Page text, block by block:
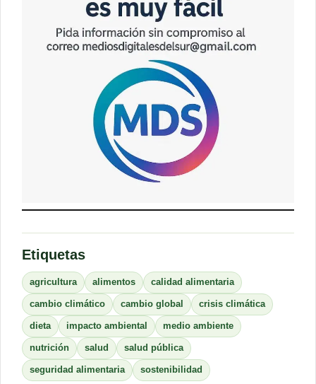
Etiquetas
agricultura alimentos calidad alimentaria
cambio climático cambio global crisis climática
dieta impacto ambiental medio ambiente
nutrición salud salud pública
seguridad alimentaria sostenibilidad